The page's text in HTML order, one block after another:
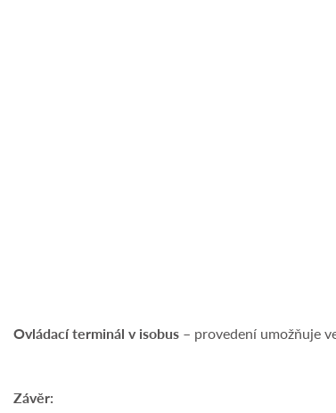
Ovládací terminál v isobus – provedení umožňuje
Závěr: